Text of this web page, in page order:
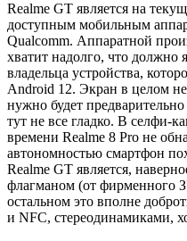
Realme GT является на
доступным мобильным
Qualcomm. Аппаратной
хватит надолго, что должно
владельца устройства,
Android 12. Экран в целом
нужно будет
тут не все гладко. В селфи-
времени Realme 8 Pro не
автономностью смартфон
Realme GT является,
флагманом (от фирменного
остальном это вполне
и NFC, стереодинамиками,